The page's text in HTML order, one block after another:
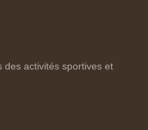
des activités sportives et